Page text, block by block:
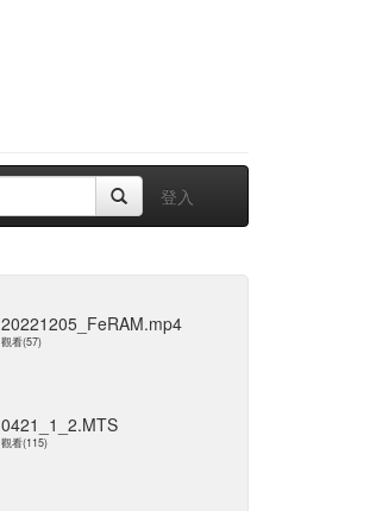
登入
20221205_FeRAM.mp4
觀看(57)
0421_1_2.MTS
觀看(115)